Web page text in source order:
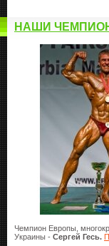
НАШИ
Чемпион Европы,
Украины - Сергей Гесь.